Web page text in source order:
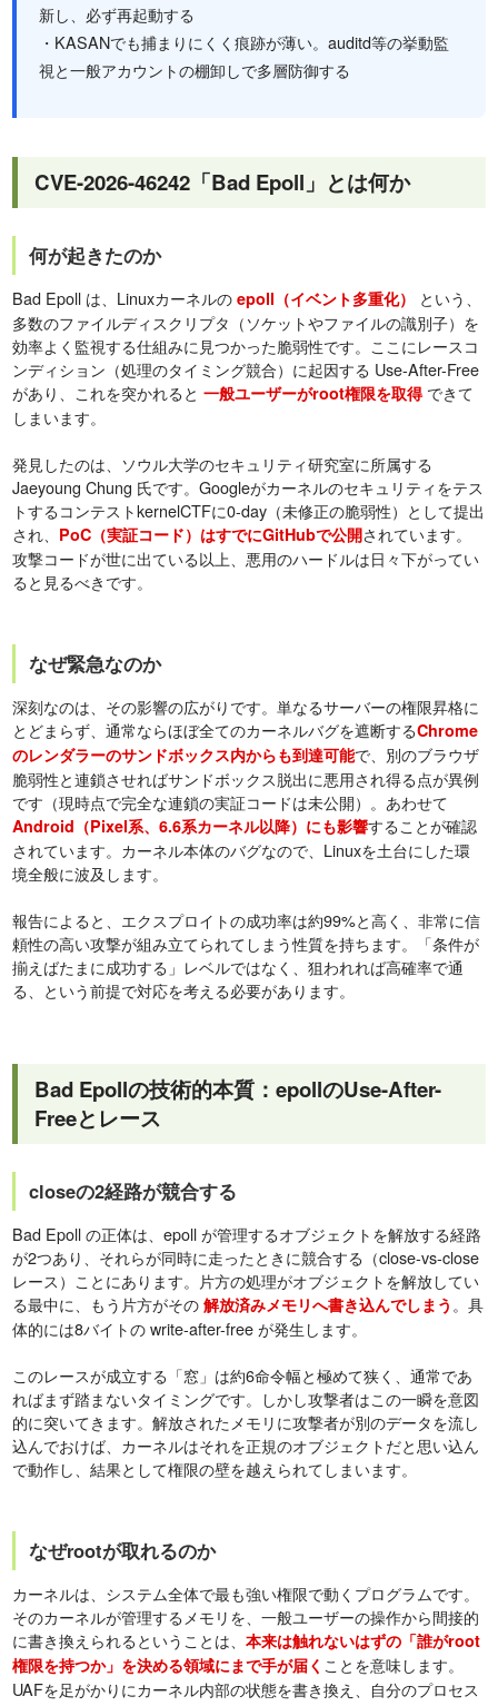
新し、必ず再起動する
・KASANでも捕まりにくく痕跡が薄い。auditd等の挙動監
視と一般アカウントの棚卸しで多層防御する
CVE-2026-46242「Bad Epoll」とは何か
何が起きたのか
Bad Epoll は、Linuxカーネルのepoll（イベント多重化）
という、
多数のファイルディスクリプタ（ソケットやファイルの識別子）を
効率よく監視する仕組みに見つかった脆弱性です。ここにレースコ
ンディション（処理のタイミング競合）に起因する Use-After-Free
があり、これを突かれると一般ユーザーがroot権限を取得できて
しまいます。
発見したのは、ソウル大学のセキュリティ研究室に所属する
Jaeyoung Chung 氏です。Googleがカーネルのセキュリティをテス
トするコンテストkernelCTFに0-day（未修正の脆弱性）として提出
され、 PoC（実証コード）はすでにGitHubで公開されています。
攻撃コードが世に出ている以上、悪用のハードルは日々下がってい
ると見るべきです。
なぜ緊急なのか
深刻なのは、その影響の広がりです。単なるサーバーの権限昇格に
とどまらず、通常ならほぼ全てのカーネルバグを遮断するChrome
のレンダラーのサンドボックス内からも到達可能で、別のブラウザ
脆弱性と連鎖させればサンドボックス脱出に悪用され得る点が異例
です（現時点で完全な連鎖の実証コードは未公開）。あわせて
Android（Pixel系、6.6系カーネル以降）にも影響することが確認
されています。カーネル本体のバグなので、Linuxを土台にした環
境全般に波及します。
報告によると、エクスプロイトの成功率は約99%と高く、非常に信
頼性の高い攻撃が組み立てられてしまう性質を持ちます。「条件が
揃えばたまに成功する」レベルではなく、狙われれば高確率で通
る、という前提で対応を考える必要があります。
Bad Epollの技術的本質：epollのUse-After-
Freeとレース
closeの2経路が競合する
Bad Epoll の正体は、epoll が管理するオブジェクトを解放する経路
が2つあり、それらが同時に走ったときに競合する（close-vs-close
レース）ことにあります。片方の処理がオブジェクトを解放してい
る最中に、もう片方がその解放済みメモリへ書き込んでしまう 。具
体的には8バイトの write-after-free が発生します。
このレースが成立する「窓」は約6命令幅と極めて狭く、通常であ
ればまず踏まないタイミングです。しかし攻撃者はこの一瞬を意図
的に突いてきます。解放されたメモリに攻撃者が別のデータを流し
込んでおけば、カーネルはそれを正規のオブジェクトだと思い込ん
で動作し、結果として権限の壁を越えられてしまいます。
なぜrootが取れるのか
カーネルは、システム全体で最も強い権限で動くプログラムです。
そのカーネルが管理するメモリを、一般ユーザーの操作から間接的
に書き換えられるということは、本来は触れないはずの「誰がroot
権限を持つか」を決める領域にまで手が届く ことを意味します。
UAFを足がかりにカーネル内部の状態を書き換え、自分のプロセス